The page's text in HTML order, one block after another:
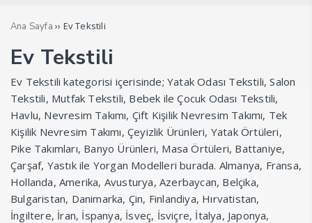
Ana Sayfa ›› Ev Tekstili
Ev Tekstili
Ev Tekstili kategorisi içerisinde; Yatak Odası Tekstili, Salon
Tekstili, Mutfak Tekstili, Bebek ile Çocuk Odası Tekstili,
Havlu, Nevresim Takımı, Çift Kişilik Nevresim Takımı, Tek
Kişilik Nevresim Takımı, Çeyizlik Ürünleri, Yatak Örtüleri,
Pike Takımları, Banyo Ürünleri, Masa Örtüleri, Battaniye,
Çarşaf, Yastık ile Yorgan Modelleri burada. Almanya, Fransa,
Hollanda, Amerika, Avusturya, Azerbaycan, Belçika,
Bulgaristan, Danimarka, Çin, Finlandiya, Hırvatistan,
İngiltere, İran, İspanya, İsveç, İsviçre, İtalya, Japonya,